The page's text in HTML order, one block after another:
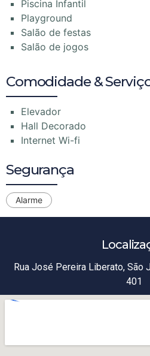
Piscina Infantil
Playground
Salão de festas
Salão de jogos
Comodidade &
Elevador
Hall Decorado
Internet Wi-fi
Segurança
Alarme
Rua José Pereira Liberato, São
401